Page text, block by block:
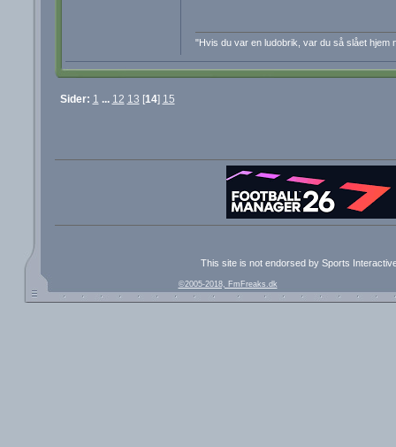
"Hvis du var en ludobrik, var du så slået hjem
Sider: 1 ... 12 13 [14] 15
This site is not endorsed by Sports
©2005-2018, FmFreaks.dk